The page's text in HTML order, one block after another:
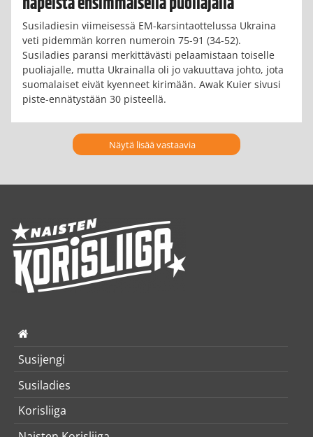
Susiladiesin viimeisessä EM-karsintaottelussa Ukraina
veti pidemmän korren numeroin 75-91 (34-52).
Susiladies paransi merkittävästi pelaamistaan toiselle
puoliajalle, mutta Ukrainalla oli jo vakuuttava johto, jota
suomalaiset eivät kyenneet kirimään. Awak Kuier sivusi
piste-ennätystään 30 pisteellä.
Näytä lisää vastaavia
Susijengi
Susiladies
Korisliiga